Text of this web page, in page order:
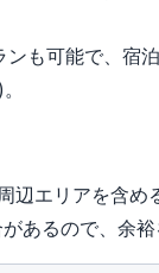
も可能で、宿
)。
辺エリアを含め
あるので、余